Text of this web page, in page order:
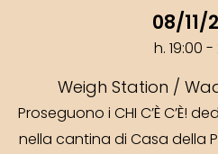
08/11/
h. 19:00 -
Weigh Station /
Proseguono i CHI C’È C’È!
nella cantina di Casa della